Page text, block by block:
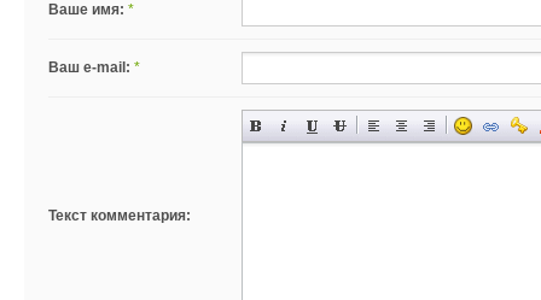
Ваше имя: *
Ваш e-mail: *
Текст комментария: